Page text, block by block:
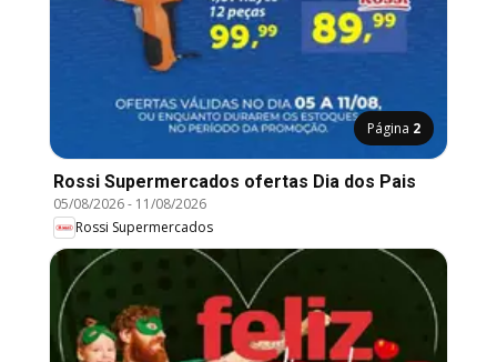
Página 2
Rossi Supermercados ofertas Dia dos Pais
05/08/2026- 11/08/2026
Rossi Supermercados